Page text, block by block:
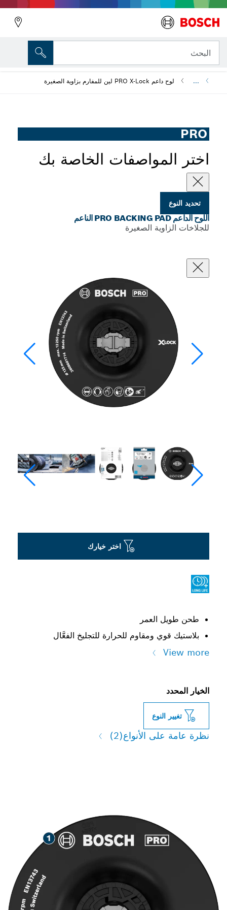
البحث
... لوح داعم PRO X-Lock لين للمفارم بزاوية الصغيرة
PRO
اختر المواصفات الخاصة بك
تحديد النوع
اللوح الداعم PRO BACKING PAD الناعم
للجلاخات الزاوية الصغيرة
طحن طويل العمر
بلاستيك قوي ومقاوم للحرارة للتجليخ الفعَّال
View more
اختر خيارك
الخيار المحدد
تغيير النوع
نظرة عامة على الأنواع(2)
المتغير الذي اخترته
اللوح الداعم PRO Backing Pad الناعم